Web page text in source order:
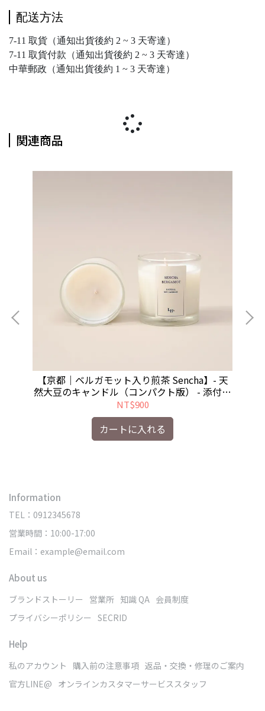
配送方法
7-11 取貨（通知出貨後約 2 ~ 3 天寄達）
7-11 取貨付款（通知出貨後約 2 ~ 3 天寄達）
中華郵政（通知出貨後約 1 ~ 3 天寄達）
関連商品
【京都｜ベルガモット入り煎茶 Sencha】- 天
然大豆のキャンドル（コンパクト版） - 添付防
塵のふた（ ろうそくを消すことができませ
ん）
NT$900
カートに入れる
Information
TEL：0912345678
営業時間：10:00-17:00
Email：example@email.com
About us
ブランドストーリー 営業所 知識 QA 会員制度
プライバシーポリシー SECRID
Help
私のアカウント 購入前の注意事項 返品・交換・修理のご案内
官方LINE@ オンラインカスタマーサービススタッフ